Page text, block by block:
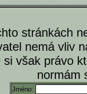
stránkách
nemá vliv
však právo
normám
Jméno: